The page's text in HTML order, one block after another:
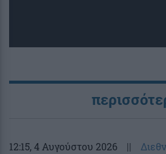
12:15, 4 Αυγούστου 2026 ||